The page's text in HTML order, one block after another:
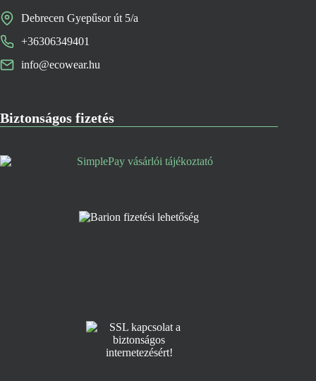
Debrecen Gyepűsor út 5/a
+36306349401
info@ecowear.hu
Biztonságos fizetés